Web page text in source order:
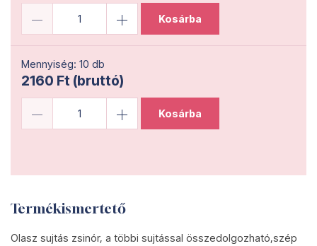
Kosárba
Mennyiség: 10 db
2160 Ft (bruttó)
Kosárba
Termékismertető
Olasz sujtás zsinór, a többi sujtással összedolgozható,szép